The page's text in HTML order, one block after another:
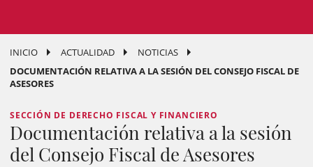
INICIO ACTUALIDAD
NOTICIAS
DOCUMENTACIÓN RELATIVA A LA SESIÓN DEL CONSEJO FISCAL DE
ASESORES
SECCIÓN DE DERECHO FISCAL Y FINANCIERO
Documentación relativa a la sesión
del Consejo Fiscal de Asesores